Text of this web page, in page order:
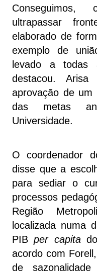
ultrapassar
elaborado de
exemplo de
levado a todas
destacou.
aprovação de
das metas
Universidade.
O coordenador
disse que a
para sediar o
processos
Região
localizada numa
PIBper capitado
acordo com
de